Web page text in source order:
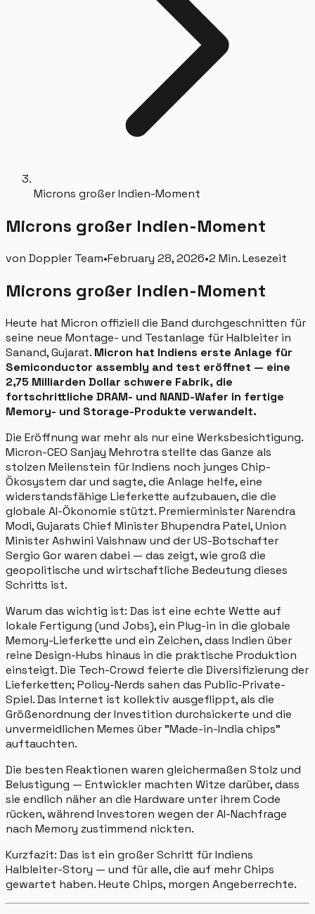
Microns großer Indien-Moment
Microns großer Indien-Moment
von Doppler Team•February 28, 2026•2 Min. Lesezeit
Microns großer Indien-Moment
Heute hat Micron offiziell die Band durchgeschnitten für
seine neue Montage- und Testanlage für Halbleiter in
Sanand, Gujarat. Micron hat Indiens erste Anlage für
Semiconductor assembly and test eröffnet — eine
2,75 Milliarden Dollar schwere Fabrik, die
fortschrittliche DRAM- und NAND-Wafer in fertige
Memory- und Storage-Produkte verwandelt.
Die Eröffnung war mehr als nur eine Werksbesichtigung.
Micron-CEO Sanjay Mehrotra stellte das Ganze als
stolzen Meilenstein für Indiens noch junges Chip-
Ökosystem dar und sagte, die Anlage helfe, eine
widerstandsfähige Lieferkette aufzubauen, die die
globale AI-Ökonomie stützt. Premierminister Narendra
Modi, Gujarats Chief Minister Bhupendra Patel, Union
Minister Ashwini Vaishnaw und der US-Botschafter
Sergio Gor waren dabei — das zeigt, wie groß die
geopolitische und wirtschaftliche Bedeutung dieses
Schritts ist.
Warum das wichtig ist: Das ist eine echte Wette auf
lokale Fertigung (und Jobs), ein Plug-in in die globale
Memory-Lieferkette und ein Zeichen, dass Indien über
reine Design-Hubs hinaus in die praktische Produktion
einsteigt. Die Tech-Crowd feierte die Diversifizierung der
Lieferketten; Policy-Nerds sahen das Public-Private-
Spiel. Das Internet ist kollektiv ausgeflippt, als die
Größenordnung der Investition durchsickerte und die
unvermeidlichen Memes über "Made-in-India chips"
auftauchten.
Die besten Reaktionen waren gleichermaßen Stolz und
Belustigung — Entwickler machten Witze darüber, dass
sie endlich näher an die Hardware unter ihrem Code
rücken, während Investoren wegen der AI-Nachfrage
nach Memory zustimmend nickten.
Kurzfazit: Das ist ein großer Schritt für Indiens
Halbleiter-Story — und für alle, die auf mehr Chips
gewartet haben. Heute Chips, morgen Angeberrechte.